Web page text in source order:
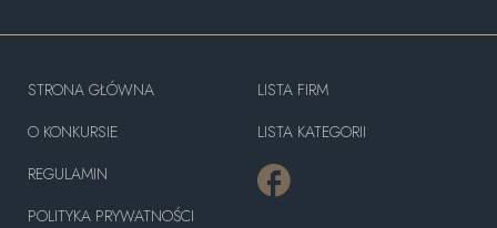
STRONA GŁÓWNA
O KONKURSIE
REGULAMIN
POLITYKA PRYWATNOŚCI
LISTA FIRM
LISTA KATEGORII